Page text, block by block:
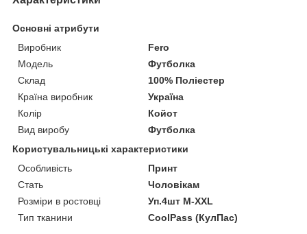
Основні атрибути
Виробник
Fero
Модель
Футболка
Склад
100% Поліестер
Країна виробник
Україна
Колір
Койот
Вид виробу
Футболка
Користувальницькі характеристики
Особливість
Принт
Стать
Чоловікам
Розміри в ростовці
Уп.4шт M-XXL
Тип тканини
CoolPass (КулПас)